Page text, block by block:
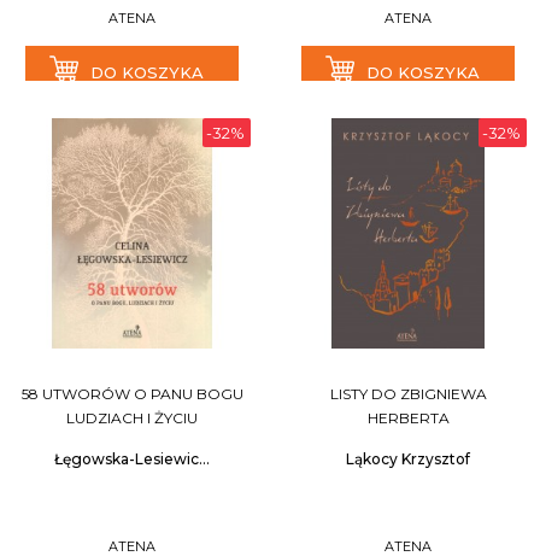
ATENA
DO KOSZYKA
ATENA
DO KOSZYKA
-32%
58 UTWORÓW O PANU BOGU
LUDZIACH I ŻYCIU
Łęgowska-Lesiewic...
ATENA
-32%
LISTY DO ZBIGNIEWA
HERBERTA
Ląkocy Krzysztof
ATENA